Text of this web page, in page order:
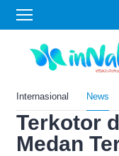
Internasional News
Home›News
Dikenal
Daerah
Terkotor
Medan